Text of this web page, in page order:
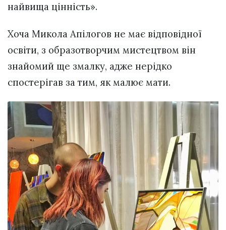
найвища цінність».
Хоча Микола Апілогов не має відповідної
освіти, з образотворчим мистецтвом він
знайомий ще змалку, адже нерідко
спостерігав за тим, як малює мати.